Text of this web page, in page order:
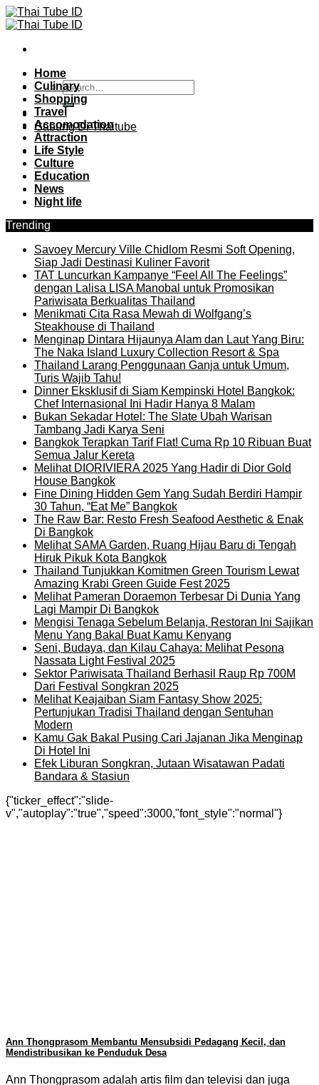
Skip
to
Gabung Di Thaitube
Home
Culinary
Shopping
Travel
Accomodation
Attraction
Life Style
Culture
Education
News
Night life
Trending
Savoey Mercury Ville Chidlom Resmi Soft Opening,
Siap Jadi Destinasi Kuliner Favorit
TAT Luncurkan Kampanye “Feel All The Feelings”
dengan Lalisa LISA Manobal untuk Promosikan
Pariwisata Berkualitas Thailand
Menikmati Cita Rasa Mewah di Wolfgang’s
Steakhouse di Thailand
Menginap Dintara Hijaunya Alam dan Laut Yang Biru:
The Naka Island Luxury Collection Resort & Spa
Thailand Larang Penggunaan Ganja untuk Umum,
Turis Wajib Tahu!
Dinner Eksklusif di Siam Kempinski Hotel Bangkok:
Chef Internasional Ini Hadir Hanya 8 Malam
Bukan Sekadar Hotel: The Slate Ubah Warisan
Tambang Jadi Karya Seni
Bangkok Terapkan Tarif Flat! Cuma Rp 10 Ribuan Buat
Semua Jalur Kereta
Melihat DIORIVIERA 2025 Yang Hadir di Dior Gold
House Bangkok
Fine Dining Hidden Gem Yang Sudah Berdiri Hampir
30 Tahun, “Eat Me” Bangkok
The Raw Bar: Resto Fresh Seafood Aesthetic & Enak
Di Bangkok
Melihat SAMA Garden, Ruang Hijau Baru di Tengah
Hiruk Pikuk Kota Bangkok
Thailand Tunjukkan Komitmen Green Tourism Lewat
Amazing Krabi Green Guide Fest 2025
Melihat Pameran Doraemon Terbesar Di Dunia Yang
Lagi Mampir Di Bangkok
Mengisi Tenaga Sebelum Belanja, Restoran Ini Sajikan
Menu Yang Bakal Buat Kamu Kenyang
Seni, Budaya, dan Kilau Cahaya: Melihat Pesona
Nassata Light Festival 2025
Sektor Pariwisata Thailand Berhasil Raup Rp 700M
Dari Festival Songkran 2025
Melihat Keajaiban Siam Fantasy Show 2025:
Pertunjukan Tradisi Thailand dengan Sentuhan
Modern
Kamu Gak Bakal Pusing Cari Jajanan Jika Menginap
Di Hotel Ini
Efek Liburan Songkran, Jutaan Wisatawan Padati
Bandara & Stasiun
{"ticker_effect":"slide-
v","autoplay":"true","speed":3000,"font_style":"normal"}
Ann Thongprasom Membantu Mensubsidi Pedagang Kecil, dan
Mendistribusikan ke Penduduk Desa
Ann Thongprasom adalah artis film dan televisi dan juga